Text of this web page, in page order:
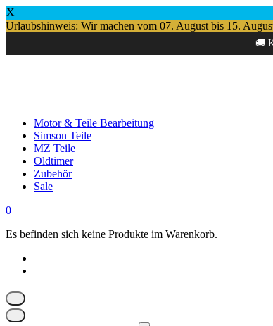
X
Urlaubshinweis: Wir machen vom 07. August bis 15.
🚚
Motor & Teile Bearbeitung
Simson Teile
MZ Teile
Oldtimer
Zubehör
Sale
0
Es befinden sich keine Produkte im Warenkorb.